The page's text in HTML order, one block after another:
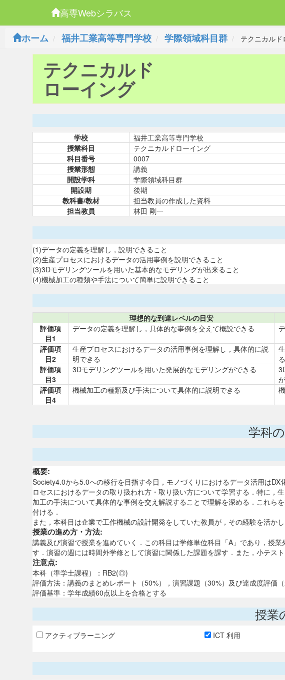
高専Webシラバス
ホーム
福井工業高等専門学校 学際領域科目群 テクニカル
テクニカルド
ローイング
学校 福井工業高等専門学校
授業科目
テクニカルドローイング
科目番号
0007
授業形態
講義
開設学科
学際領域科目群
開設期
後期
教科書/教材
担当教員の作成した資料
担当教員
林田 剛一
(1)データの定義を理解し，説明できること
(2)生産プロセスにおけるデータの活用事例を説明できること
(3)3Dモデリングツールを用いた基本的なモデリングが出来ること
(4)機械加工の種類や手法について簡単に説明できること
理想的な到達レベルの目安
評価項
目1
データの定義を理解し，具体的な事例を交えて概説できる
評価項
目2
生産プロセスにおけるデータの活用事例を理解し，具体的に説
明できる
る
評価項
目3
3Dモデリングツールを用いた発展的なモデリングができる
評価項
目4
機械加工の種類及び手法について具体的に説明できる
学科
概要:
Society4.0から5.0への移行を目指す今日，モノづくりにおけるデータ活用は
ロセスにおけるデータの取り扱われ方・取り扱い方について学習する．特に
加工の手法について具体的な事例を交え解説することで理解を深める．これ
付ける．
また，本科目は企業で工作機械の設計開発をしていた教員が，その経験を活か
授業の進め方・方法:
講義及び演習で授業を進めていく．この科目は学修単位科目「A」であり，授
す．演習の週には時間外学修として演習に関係した課題を課す．また，小テス
注意点:
本科（準学士課程）：RB2(◎)
評価方法：講義のまとめレポート（50%），演習課題（30%）及び達成度評価
評価基準：学年成績60点以上を合格とする
授業
アクティブラーニング ICT 利用